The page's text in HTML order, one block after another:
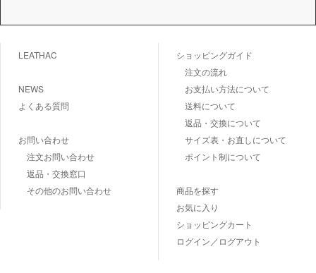
LEATHAC
NEWS
よくある質問
お問い合わせ
注文お問い合わせ
返品・交換窓口
その他のお問い合わせ
ショッピングガイド
注文の流れ
お支払い方法について
送料について
返品・交換について
サイズ表・お直しについて
ポイント制について
商品を探す
お気に入り
ショッピングカート
ログイン／ログアウト